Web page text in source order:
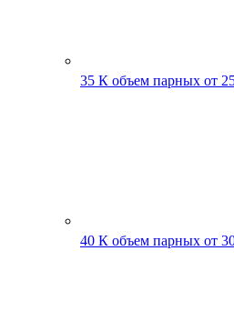
35 К объем парных от
40 К объем парных от